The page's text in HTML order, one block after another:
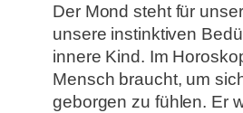
Der Mond steht für
unsere instinktiven
innere Kind. Im
Mensch braucht, um
geborgen zu fühlen. Er